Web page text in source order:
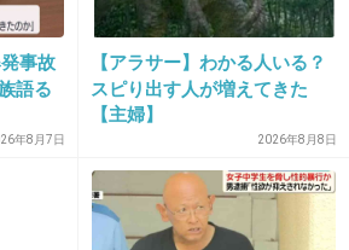
行き、車内でファイト！
-3
事故
語る
年8月7日
【アラサー】わかる人いる？
スピり出す人が増えてきた
【主婦】
2026年8月8日